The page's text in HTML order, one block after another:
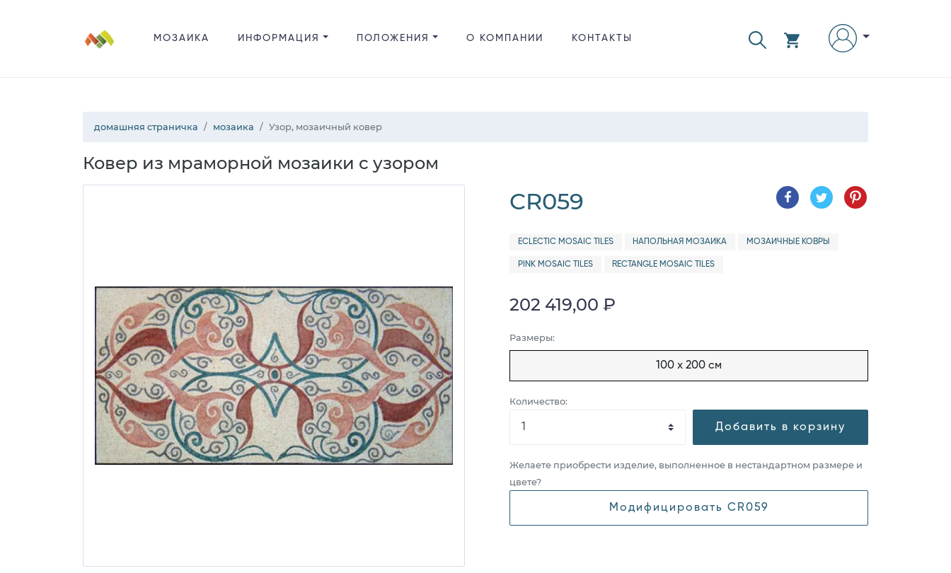
МОЗАИКА ИНФОРМАЦИЯ ПОЛОЖЕНИЯ О КОМПАНИИ КОНТАКТЫ
домашняя страничка мозаика Узор, мозаичный ковер
Ковер из мраморной мозаики с узором
CR059
ECLECTIC MOSAIC TILES НАПОЛЬНАЯ МОЗАИКА МОЗАИЧНЫЕ КОВРЫ
PINK MOSAIC TILES RECTANGLE MOSAIC TILES
202 419,00 ₽
Размеры:
100 x 200 см
Количество:
Добавить в корзину
Желаете приобрести изделие, выполненное в нестандартном размере и
цвете?
Модифицировать CR059